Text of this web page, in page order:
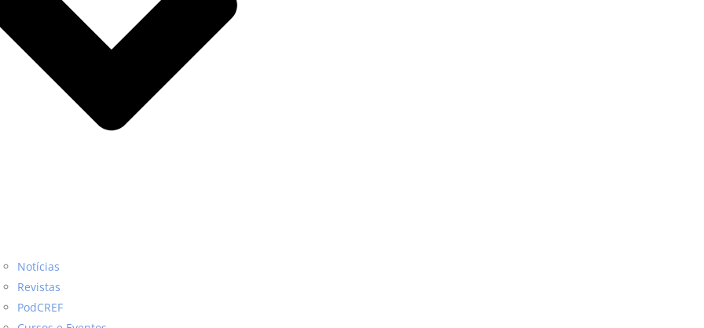
Notícias
Revistas
PodCREF